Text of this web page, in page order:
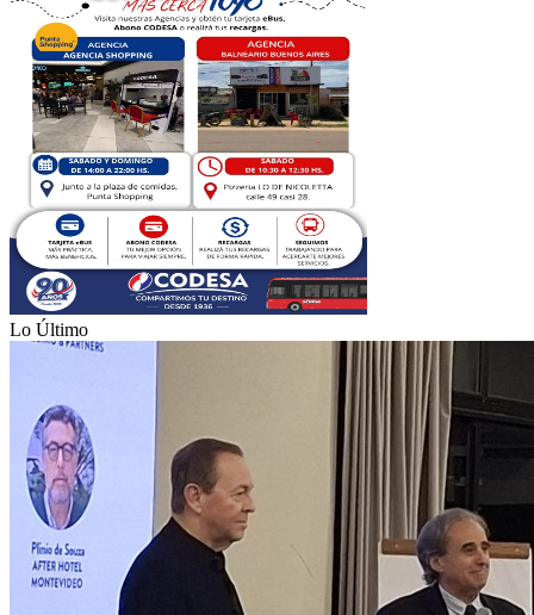
Lo Último